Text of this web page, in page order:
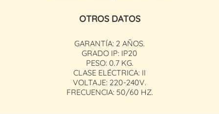
OTROS DATOS
GARANTÍA: 2 AÑOS.
GRADO IP: IP20
PESO: 0.7 KG.
CLASE ELÉCTRICA: II
VOLTAJE: 220-240V.
FRECUENCIA: 50/60 HZ.